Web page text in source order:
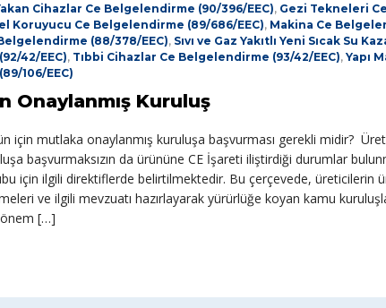
Cihazlar Ce Belgelendirme (90/396/EEC), Gezi Tekneleri
Koruyucu Ce Belgelendirme (89/686/EEC), Makina Ce
(88/378/EEC), Sıvı ve Gaz Yakıtlı Yeni Sıcak Su
42/EEC), Tıbbi Cihazlar Ce Belgelendirme (93/42/EEC), Yapı
106/EEC)
Onaylanmış Kuruluş
için mutlaka onaylanmış kuruluşa başvurması gerekli midir?
başvurmaksızın da ürününe CE İşareti iliştirdiği durumlar
için ilgili direktiflerde belirtilmektedir. Bu çerçevede, üreticilerin
ve ilgili mevzuatı hazırlayarak yürürlüğe koyan kamu
önem […]